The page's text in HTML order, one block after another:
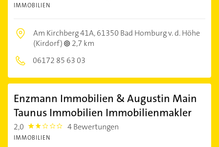
IMMOBILIEN
Am Kirchberg 41A,61350 Bad Homburg v. d. Höhe
(Kirdorf)
2,7 km
06172 85 63 03
Enzmann Immobilien & Augustin Main
Taunus Immobilien Immobilienmakler
2,0 2.0 4 Bewertungen
IMMOBILIEN